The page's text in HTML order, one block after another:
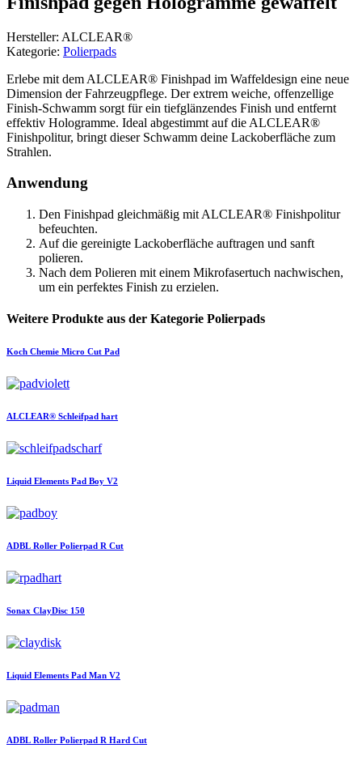
Hersteller: ALCLEAR®
Kategorie: Polierpads
Erlebe mit dem ALCLEAR® Finishpad im Waffeldesign eine neue
Dimension der Fahrzeugpflege. Der extrem weiche, offenzellige
Finish-Schwamm sorgt für ein tiefglänzendes Finish und entfernt
effektiv Hologramme. Ideal abgestimmt auf die ALCLEAR®
Finishpolitur, bringt dieser Schwamm deine Lackoberfläche zum
Strahlen.
Anwendung
Den Finishpad gleichmäßig mit ALCLEAR® Finishpolitur
befeuchten.
Auf die gereinigte Lackoberfläche auftragen und sanft
polieren.
Nach dem Polieren mit einem Mikrofasertuch nachwischen,
um ein perfektes Finish zu erzielen.
Weitere Produkte aus der Kategorie Polierpads
Koch Chemie Micro Cut Pad
ALCLEAR® Schleifpad hart
Liquid Elements Pad Boy V2
ADBL Roller Polierpad R Cut
Sonax ClayDisc 150
Liquid Elements Pad Man V2
ADBL Roller Polierpad R Hard Cut